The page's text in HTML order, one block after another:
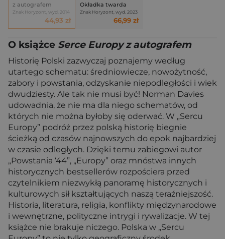
z autografem
Znak Horyzont, wyd. 2014
44,93 zł
Okładka twarda
Znak Horyzont, wyd. 2023
66,99 zł
O książce Serce Europy z autografem
Historię Polski zazwyczaj poznajemy według
utartego schematu: średniowiecze, nowożytność,
zabory i powstania, odzyskanie niepodległości i wiek
dwudziesty. Ale tak nie musi być! Norman Davies
udowadnia, że nie ma dla niego schematów, od
których nie można byłoby się oderwać. W „Sercu
Europy” podróż przez polską historię biegnie
ścieżką od czasów najnowszych do epok najbardziej
w czasie odległych. Dzięki temu zabiegowi autor
„Powstania ‘44”, „Europy” oraz mnóstwa innych
historycznych bestsellerów rozpościera przed
czytelnikiem niezwykłą panoramę historycznych i
kulturowych sił kształtujących naszą teraźniejszość.
Historia, literatura, religia, konflikty międzynarodowe
i wewnętrzne, polityczne intrygi i rywalizacje. W tej
książce nie brakuje niczego. Polska w „Sercu